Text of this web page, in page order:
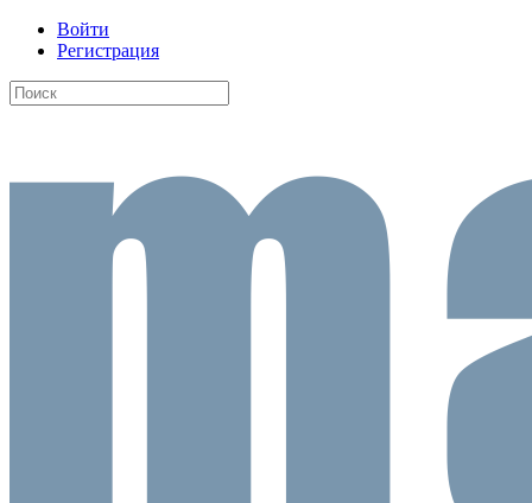
Войти
Регистрация